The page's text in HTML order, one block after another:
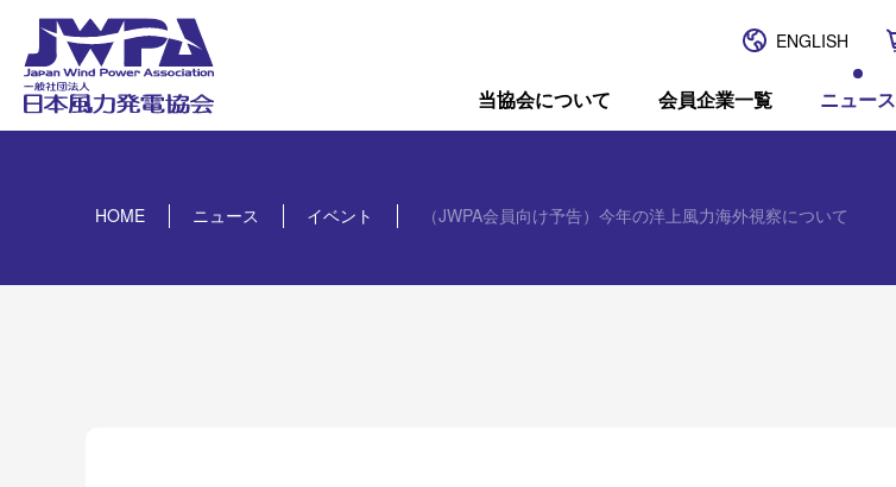
ENGLISH
当協会について 会員企業一覧 ニュース
HOME ニュース イベント （JWPA会員向け予告）今年の洋上風力海外視察について